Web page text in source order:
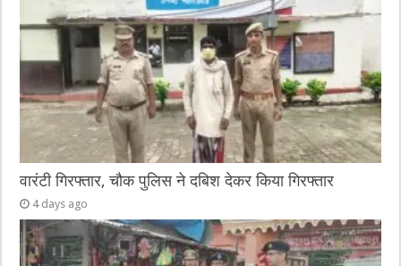
वारंटी गिरफ्तार, चौक पुलिस ने दबिश देकर किया गिरफ्तार
4 days ago